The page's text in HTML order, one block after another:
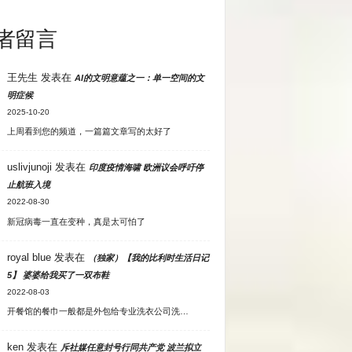
留言
王先生 发表在 AI的文明意蕴之一：单一空间的文
明症候
2025-10-20
上周看到您的频道，一篇篇文章写的太好了
uslivjunoji 发表在 印度疫情海啸 欧洲议会呼吁停
止航班入境
2022-08-30
新冠病毒一直在变种，真是太可怕了
royal blue发表在
（独家）【我的比利时生活日记
5】 婆婆给我买了一双布鞋
2022-08-03
开餐馆的餐巾一般都是外包给专业洗衣公司洗…
ken发表在 斥社媒任意封号行同共产党 波兰拟立